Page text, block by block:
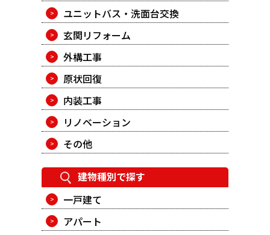
ユニットバス・洗面台交換
玄関リフォーム
外構工事
原状回復
内装工事
リノベーション
その他
建物種別で探す
一戸建て
アパート